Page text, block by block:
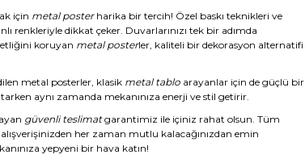
için metal posterharika bir tercih! Özel baskı teknikleri ve
renkleriyle dikkat çeker. Duvarlarınızı tek bir adımda
koruyan metal posterler, kaliteli bir dekorasyon alternatifi
metal posterler, klasik metal tabloarayanlar için de güçlü bir
aynı zamanda mekanınıza enerji ve stil getirir.
güvenli teslimatgarantimiz ile içiniz rahat olsun. Tüm
her zaman mutlu kalacağınızdan emin
yepyeni bir hava katın!